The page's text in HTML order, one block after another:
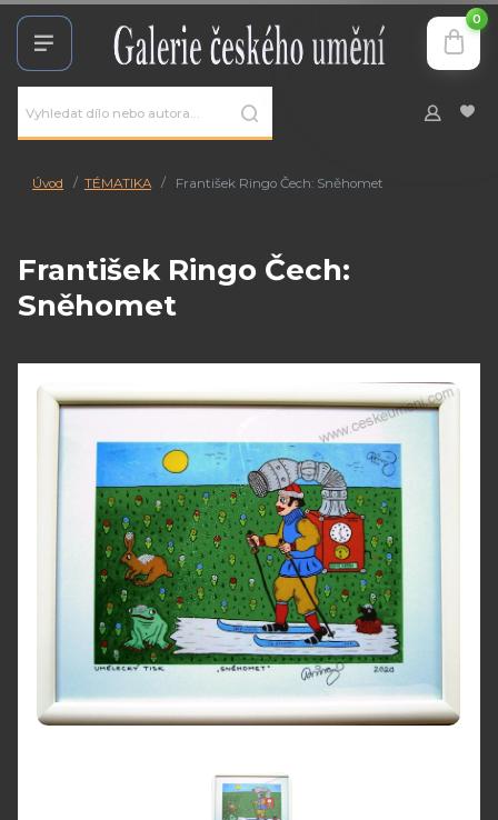
0
Úvod TÉMATIKA František Ringo Čech: Sněhomet
František Ringo Čech:
Sněhomet